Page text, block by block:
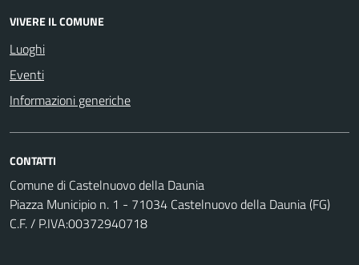
VIVERE IL COMUNE
Luoghi
Eventi
Informazioni generiche
CONTATTI
Comune di Castelnuovo della Daunia
Piazza Municipio n. 1 - 71034 Castelnuovo della Daunia (FG)
C.F. / P.IVA:00372940718